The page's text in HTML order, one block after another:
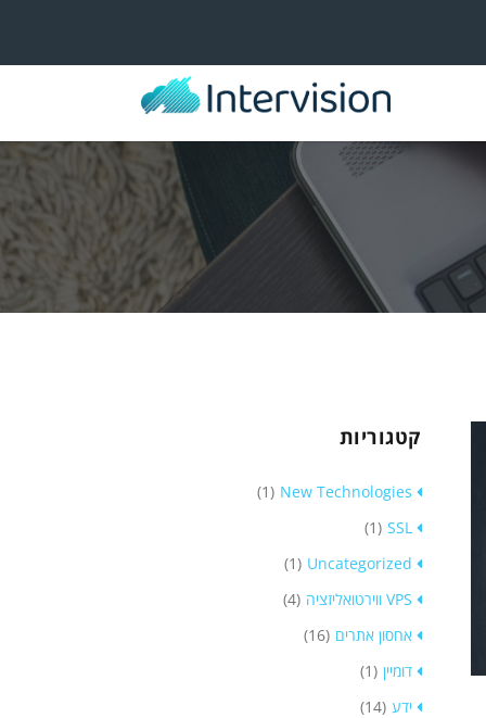
קטגוריות
New Technologies
(1)
SSL
(1)
Uncategorized
(1)
VPS ווירטואליזציה
(4)
אחסון אתרים (16)
דומיין (1)
ידע (14)